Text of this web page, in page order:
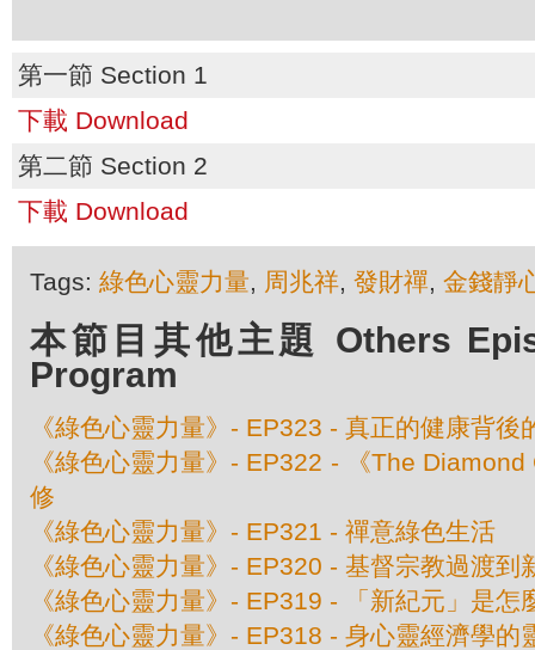
第一節 Section 1
下載 Download
第二節 Section 2
下載 Download
Tags: 綠色心靈力量, 周兆祥, 發財禪, 金錢靜
本節目其他主題 Others
Program
《綠色心靈力量》- EP323 - 真正的健康背後
《綠色心靈力量》- EP322 - 《The
修
《綠色心靈力量》- EP321 - 禪意綠色生活
《綠色心靈力量》- EP320 - 基督宗教過渡到
《綠色心靈力量》- EP319 - 「新紀元」是怎
《綠色心靈力量》- EP318 - 身心靈經濟學的